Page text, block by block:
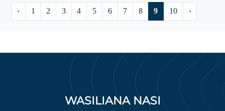
‹ 1 2 3 4 5 6 7 8 9 10 ›
WASILIANA NASI